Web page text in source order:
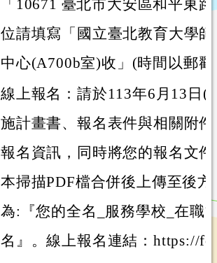
「10671 臺北市大安區和平東
位請填寫「國立臺北教育大學
中心(A700b室)收」(時間以郵
線上報名：請於113年6月13日(
施計畫書、報名表件與相關附
報名資訊，同時將您的報名文
本掃描PDF檔合併後上傳至後
為:『您的全名_服務學校_在職
名』。線上報名連結：https://